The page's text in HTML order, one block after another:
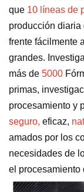
que 10 líneas de
producción diaria
frente fácilmente
grandes.
más de 5000
primas,
procesamiento y
seguro, eficaz,
amados por los
necesidades de
el procesamiento